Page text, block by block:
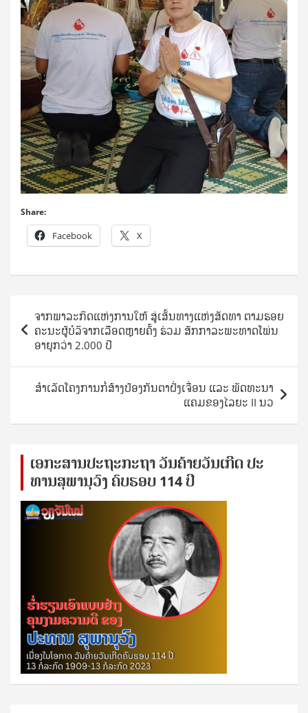
Share:
Facebook X
navigation
ຈາກພາລະກິດແຫ່ງການໃຫ້ ສູ່ເສັ້ນທາງແຫ່ງສັດທາ ຕາມຮອຍ
ຄະນະຜູ້ບໍລິຈາກເລືອດຫຼາຍຄັ້ງ ຮ່ວມ ສັກກາລະພະທາດໂພ່ນ
ອາຍຸກວ່າ 2.000 ປີ
ສຳເລັດໂຄງການກໍ່ສ້າງປ້ອງກັນຕາຝັ່ງເຈື່ອນ ແລະ ພັດທະນາ
ແຄມຂອງໄລຍະ II ນວ
ເອ​ກະ​ສານ​ປະ​ຖະ​ກະ​ຖ​າ ວັນ​ຄ້າຍ​ວັນ​ເກີດ ປ​ະ​
ທານ​ສຸ​ພາ​ນຸ​ວົງ ຄົບ​ຮອບ 114 ປີ